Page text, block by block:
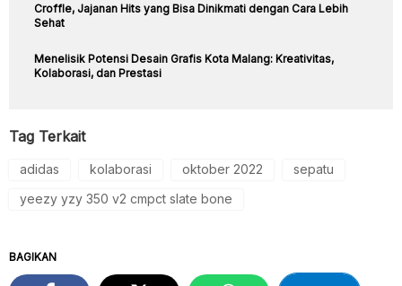
Croffle, Jajanan Hits yang Bisa Dinikmati dengan Cara Lebih
Sehat
Menelisik Potensi Desain Grafis Kota Malang: Kreativitas,
Kolaborasi, dan Prestasi
Tag Terkait
adidas kolaborasi oktober 2022
sepatu
yeezy yzy 350 v2 cmpct slate bone
BAGIKAN